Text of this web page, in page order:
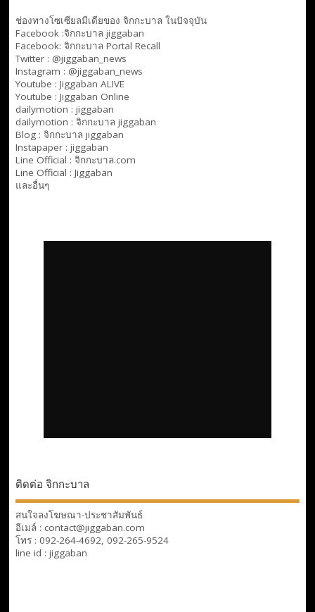
ช่องทางโซเซียลมีเดียของ จิกกะบาล ในปัจจุบัน
Facebook :จิกกะบาล jiggaban
Facebook: จิกกะบาล Portal Recall
Twitter : @jiggaban_news
Instagram : @jiggaban_news
Youtube : Jiggaban ALIVE
Youtube : Jiggaban Online
dailymotion : jiggaban
dailymotion : จิกกะบาล jiggaban
Blog : จิกกะบาล jiggaban
Instapaper : jiggaban
Line Official : จิกกะบาล.com
Line Official : Jiggaban
และอื่นๆ
ติดต่อ จิกกะบาล
สนใจลงโฆษณา-ประชาสัมพันธ์
อีเมล์ : contact@jiggaban.com
โทร : 092-264-4692, 092-265-9524
line id : jiggaban